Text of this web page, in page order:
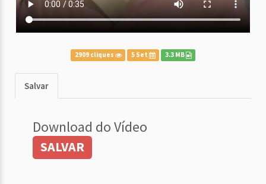
2909 cliques 5 Set 3.3 MB
Salvar
Download do Vídeo
SALVAR